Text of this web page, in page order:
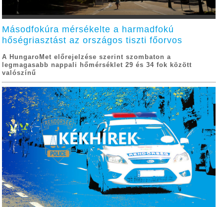
Másodfokúra mérsékelte a harmadfokú
hőségriasztást az országos tiszti főorvos
A HungaroMet előrejelzése szerint szombaton a
legmagasabb nappali hőmérséklet 29 és 34 fok között
valószínű